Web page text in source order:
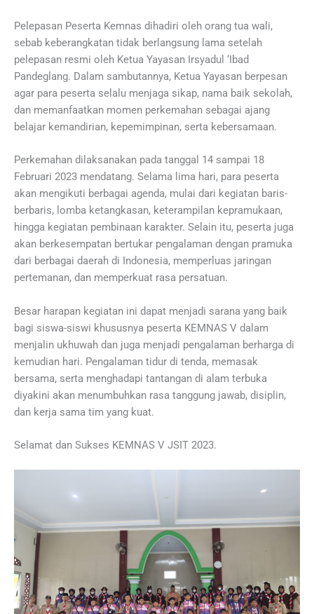
Pelepasan Peserta Kemnas dihadiri oleh orang tua wali,
sebab keberangkatan tidak berlangsung lama setelah
pelepasan resmi oleh Ketua Yayasan Irsyadul ‘Ibad
Pandeglang. Dalam sambutannya, Ketua Yayasan berpesan
agar para peserta selalu menjaga sikap, nama baik sekolah,
dan memanfaatkan momen perkemahan sebagai ajang
belajar kemandirian, kepemimpinan, serta kebersamaan.
Perkemahan dilaksanakan pada tanggal 14 sampai 18
Februari 2023 mendatang. Selama lima hari, para peserta
akan mengikuti berbagai agenda, mulai dari kegiatan baris-
berbaris, lomba ketangkasan, keterampilan kepramukaan,
hingga kegiatan pembinaan karakter. Selain itu, peserta juga
akan berkesempatan bertukar pengalaman dengan pramuka
dari berbagai daerah di Indonesia, memperluas jaringan
pertemanan, dan memperkuat rasa persatuan.
Besar harapan kegiatan ini dapat menjadi sarana yang baik
bagi siswa-siswi khususnya peserta KEMNAS V dalam
menjalin ukhuwah dan juga menjadi pengalaman berharga di
kemudian hari. Pengalaman tidur di tenda, memasak
bersama, serta menghadapi tantangan di alam terbuka
diyakini akan menumbuhkan rasa tanggung jawab, disiplin,
dan kerja sama tim yang kuat.
Selamat dan Sukses KEMNAS V JSIT 2023.